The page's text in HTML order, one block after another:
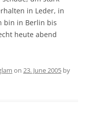
in Leder, in
bin in Berlin bis
heute abend
on 23. June 2005 by